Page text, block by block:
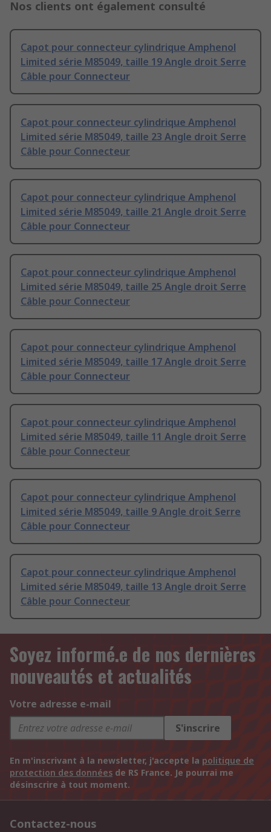
Nos clients ont également consulté
Capot pour connecteur cylindrique Amphenol
Limited série M85049, taille 19 Angle droit Serre
Câble pour Connecteur
Capot pour connecteur cylindrique Amphenol
Limited série M85049, taille 23 Angle droit Serre
Câble pour Connecteur
Capot pour connecteur cylindrique Amphenol
Limited série M85049, taille 21 Angle droit Serre
Câble pour Connecteur
Capot pour connecteur cylindrique Amphenol
Limited série M85049, taille 25 Angle droit Serre
Câble pour Connecteur
Capot pour connecteur cylindrique Amphenol
Limited série M85049, taille 17 Angle droit Serre
Câble pour Connecteur
Capot pour connecteur cylindrique Amphenol
Limited série M85049, taille 11 Angle droit Serre
Câble pour Connecteur
Capot pour connecteur cylindrique Amphenol
Limited série M85049, taille 9 Angle droit Serre
Câble pour Connecteur
Capot pour connecteur cylindrique Amphenol
Limited série M85049, taille 13 Angle droit Serre
Câble pour Connecteur
Soyez informé.e de nos dernières
nouveautés et actualités
Votre adresse e-mail
S'inscrire
En m'inscrivant à la newsletter, j'accepte la politique de
protection des données de RS France. Je pourrai me
désinscrire à tout moment.
Contactez-nous